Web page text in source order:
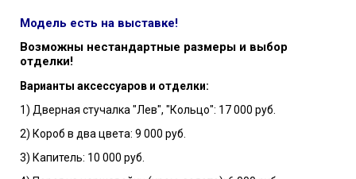
Модель есть на выставке!
Возможны нестандартные размеры и выбор
отделки!
Варианты аксессуаров и отделки:
1) Дверная стучалка "Лев", "Кольцо": 17 000 руб.
2) Короб в два цвета: 9 000 руб.
3) Капитель: 10 000 руб.